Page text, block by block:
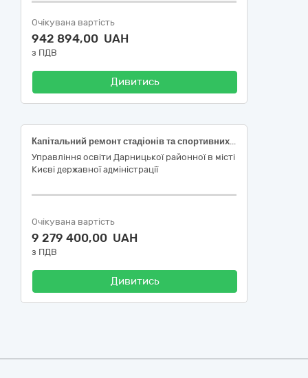
Очікувана вартість
942 894,00 UAH
з ПДВ
Дивитись
Капітальний ремонт стадіонів та спортивних майданчиків ліцею №316 Дарницького району м. Києва, проспект Бажана Миколи, 32-А (ДК 021:2015 код 45450000-6 «Інші завершальні будівельні роботи»)
Управління освіти Дарницької районної в місті
Києві державної адміністрації
Очікувана вартість
9 279 400,00 UAH
з ПДВ
Дивитись